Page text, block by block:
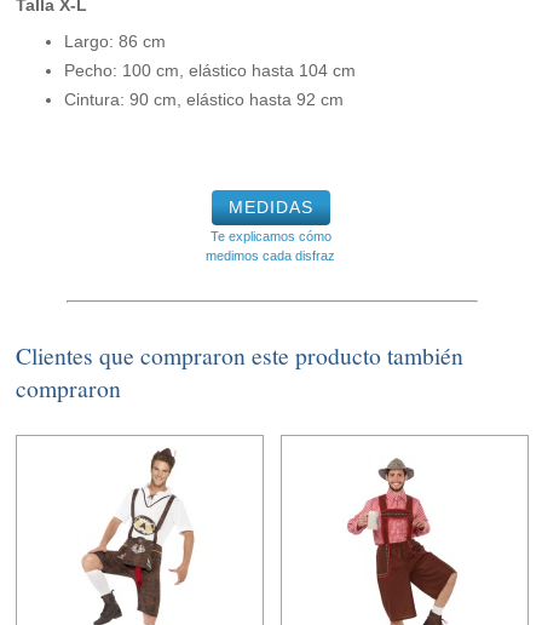
Talla X-L
Largo: 86 cm
Pecho: 100 cm, elástico hasta 104 cm
Cintura: 90 cm, elástico hasta 92 cm
MEDIDAS
Te explicamos cómo
medimos cada disfraz
Clientes que compraron este producto también
compraron